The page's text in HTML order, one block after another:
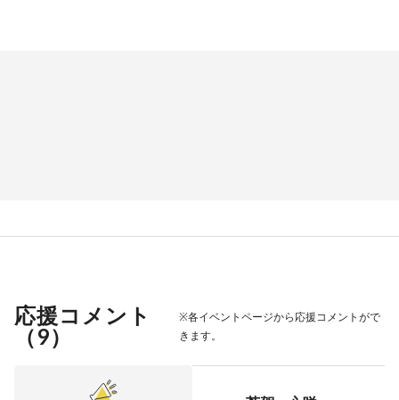
応援コメント
（9）
※各イベントページから応援コメントがで
きます。